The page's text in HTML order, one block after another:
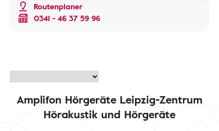
Routenplaner
0341 - 46 37 59 96
Amplifon Hörgeräte Leipzig-Zentrum
Hörakustik und Hörgeräte